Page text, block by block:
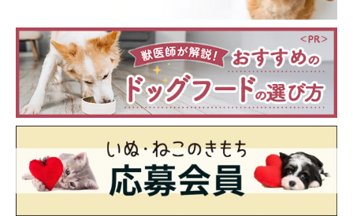
いぬのきもちweb
次回の更新は2016年1月5日です